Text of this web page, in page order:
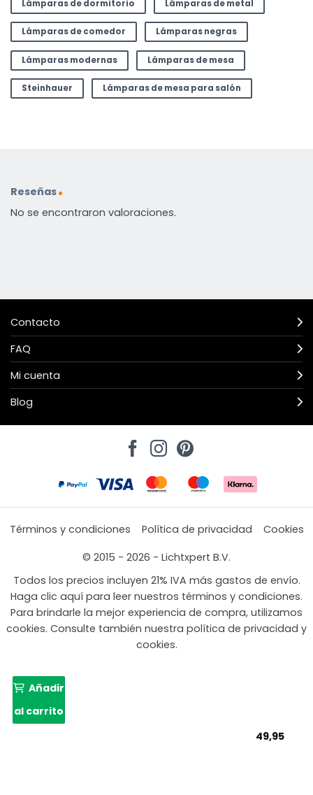
Lámparas de dormitorio Lámparas de metal
Lámparas de comedor Lámparas negras
Lámparas modernas Lámparas de mesa
Steinhauer Lámparas de mesa para salón
Reseñas
No se encontraron valoraciones.
Contacto
FAQ
Mi cuenta
Blog
Términos y condiciones Política de privacidad
Cookies
© 2015 - 2026 - Lichtxpert B.V.
Todos los precios incluyen 21% IVA más gastos de envío.
Haga clic aquí para leer nuestros términos y condiciones.
Para brindarle la mejor experiencia de compra, utilizamos
cookies. Consulte también nuestra política de privacidad y
cookies.
49,95
Añadir
al carrito